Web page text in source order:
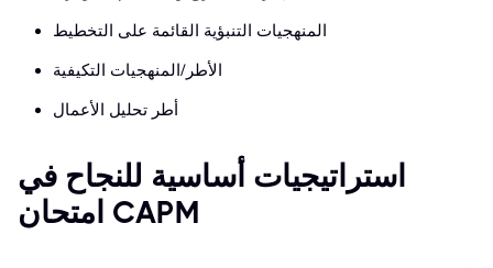
المنهجيات التنبؤية القائمة على التخطيط
الأطر/المنهجيات التكيفية
أطر تحليل الأعمال
استراتيجيات أساسية للنجاح في
امتحان CAPM